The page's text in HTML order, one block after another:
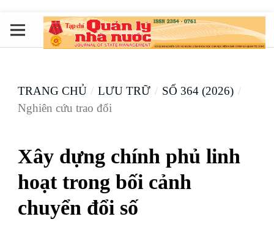
TRANG CHỦ / LƯU TRỮ / SỐ 364 (2026) /
Nghiên cứu trao đổi
Xây dựng chính phủ linh
hoạt trong bối cảnh
chuyển đổi số